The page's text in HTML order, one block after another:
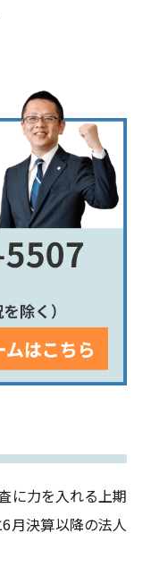
に力を入れる上期
6月決算以降の法人